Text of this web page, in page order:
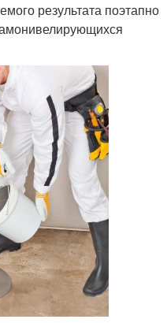
результата поэтапно